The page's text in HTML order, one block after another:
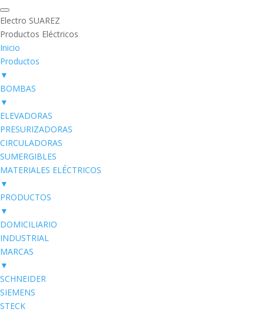
Electro SUAREZ
Productos Eléctricos
Inicio
Productos
▼
BOMBAS
▼
ELEVADORAS
PRESURIZADORAS
CIRCULADORAS
SUMERGIBLES
MATERIALES ELÉCTRICOS
▼
PRODUCTOS
▼
DOMICILIARIO
INDUSTRIAL
MARCAS
▼
SCHNEIDER
SIEMENS
STECK